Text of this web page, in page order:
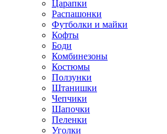
Царапки
Распашонки
Футболки и майки
Кофты
Боди
Комбинезоны
Костюмы
Ползунки
Штанишки
Чепчики
Шапочки
Пеленки
Уголки